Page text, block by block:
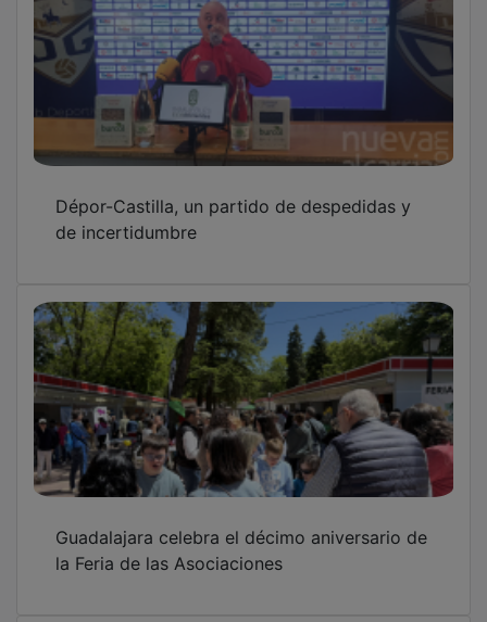
de incertidumbre
la Feria de las Asociaciones